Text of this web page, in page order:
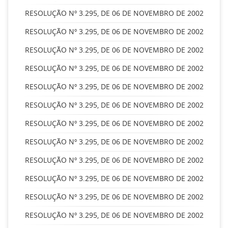
RESOLUÇÃO Nº 3.295, DE 06 DE NOVEMBRO DE 2002
RESOLUÇÃO Nº 3.295, DE 06 DE NOVEMBRO DE 2002
RESOLUÇÃO Nº 3.295, DE 06 DE NOVEMBRO DE 2002
RESOLUÇÃO Nº 3.295, DE 06 DE NOVEMBRO DE 2002
RESOLUÇÃO Nº 3.295, DE 06 DE NOVEMBRO DE 2002
RESOLUÇÃO Nº 3.295, DE 06 DE NOVEMBRO DE 2002
RESOLUÇÃO Nº 3.295, DE 06 DE NOVEMBRO DE 2002
RESOLUÇÃO Nº 3.295, DE 06 DE NOVEMBRO DE 2002
RESOLUÇÃO Nº 3.295, DE 06 DE NOVEMBRO DE 2002
RESOLUÇÃO Nº 3.295, DE 06 DE NOVEMBRO DE 2002
RESOLUÇÃO Nº 3.295, DE 06 DE NOVEMBRO DE 2002
RESOLUÇÃO Nº 3.295, DE 06 DE NOVEMBRO DE 2002